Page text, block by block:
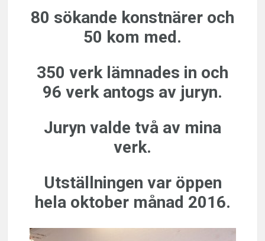
80 sökande konstnärer och
50 kom med.
350 verk lämnades in och
96 verk antogs av juryn.
Juryn valde två av mina
verk.
Utställningen var öppen
hela oktober månad 2016.